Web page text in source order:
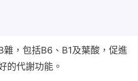
，包括B6、B1及葉酸，促進
的代謝功能。